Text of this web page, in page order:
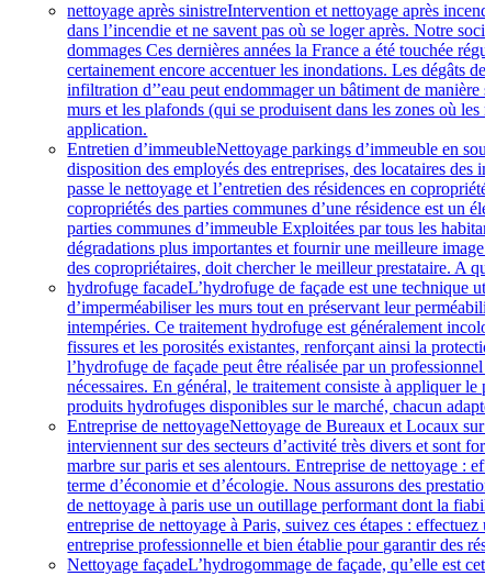
nettoyage après sinistreIntervention et nettoyage après
dans l’incendie et ne savent pas où se loger après. Notre
dommages Ces dernières années la France a été touchée
certainement encore accentuer les inondations. Les dégâts
infiltration d’’eau peut endommager un bâtiment de
murs et les plafonds (qui se produisent dans les zones où
application.
Entretien d’immeubleNettoyage parkings d’immeuble en
disposition des employés des entreprises, des locataires
passe le nettoyage et l’entretien des résidences en
copropriétés des parties communes d’une résidence est un
parties communes d’immeuble Exploitées par tous les
dégradations plus importantes et fournir une meilleure
des copropriétaires, doit chercher le meilleur prestataire. A
hydrofuge facadeL’hydrofuge de façade est une technique
d’imperméabiliser les murs tout en préservant leur
intempéries. Ce traitement hydrofuge est généralement
fissures et les porosités existantes, renforçant ainsi la
l’hydrofuge de façade peut être réalisée par un
nécessaires. En général, le traitement consiste à appliquer
produits hydrofuges disponibles sur le marché, chacun
Entreprise de nettoyageNettoyage de Bureaux et Locaux
interviennent sur des secteurs d’activité très divers et sont
marbre sur paris et ses alentours. Entreprise de nettoyage :
terme d’économie et d’écologie. Nous assurons des
de nettoyage à paris use un outillage performant dont la
entreprise de nettoyage à Paris, suivez ces étapes :
entreprise professionnelle et bien établie pour garantir des
Nettoyage façadeL’hydrogommage de façade, qu’elle est